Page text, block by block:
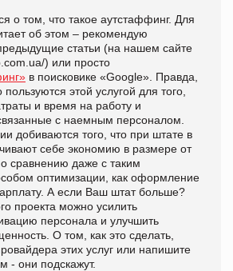
о том, что такое аутстаффинг. Для
об этом – рекомендую
статьи (на нашем сайте
) или просто
в поисковике «Google». Правда,
пользуются этой услугой для того,
и время на работу и
с наемным персоналом.
добиваются того, что при штате в
себе экономию в размере от
сравнению даже с таким
оптимизации, как оформление
А если Ваш штат больше?
проекта можно усилить
персонала и улучшить
О том, как это сделать,
этих услуг или напишите
- они подскажут.